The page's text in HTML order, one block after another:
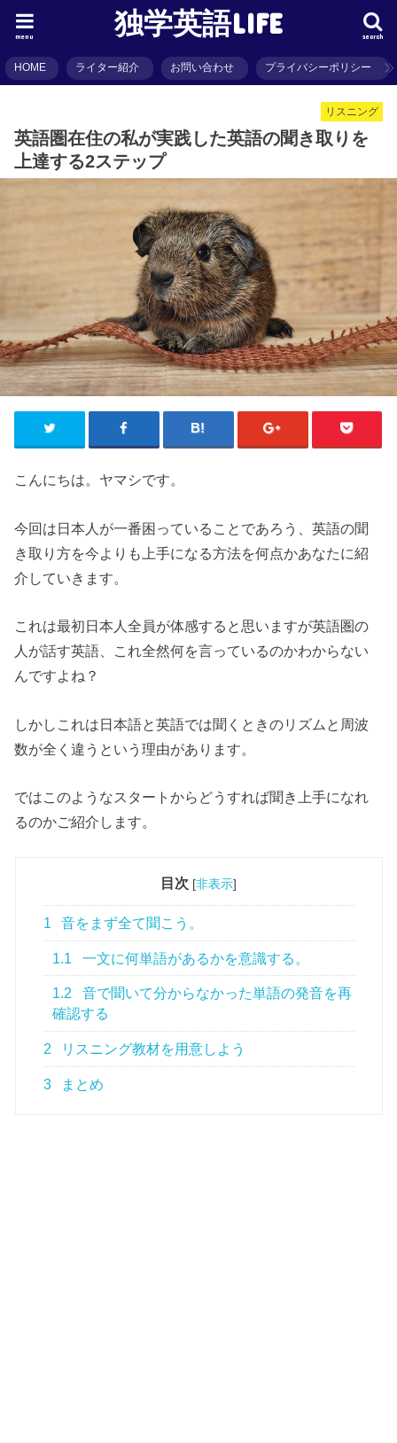
独学英語LIFE search
menu
HOME ライター紹介 お問い合わせ プライバシーポリシー
リスニング
英語圏在住の私が実践した英語の聞き取りを
上達する2ステップ
こんにちは。ヤマシです。
今回は日本人が一番困っていることであろう、英語の聞
き取り方を今よりも上手になる方法を何点かあなたに紹
介していきます。
これは最初日本人全員が体感すると思いますが英語圏の
人が話す英語、これ全然何を言っているのかわからない
んですよね？
しかしこれは日本語と英語では聞くときのリズムと周波
数が全く違うという理由があります。
ではこのようなスタートからどうすれば聞き上手になれ
るのかご紹介します。
目次 [非表示]
1 音をまず全て聞こう。
1.1 一文に何単語があるかを意識する。
1.2
音で聞いて分からなかった単語の発音を再
確認する
2 リスニング教材を用意しよう
3 まとめ